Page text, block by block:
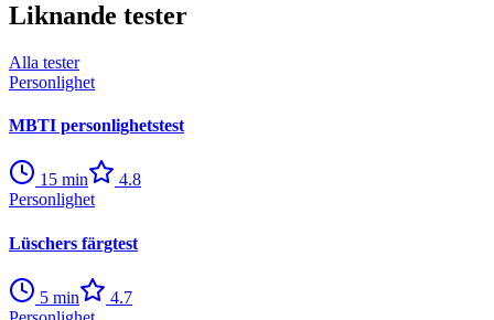
Liknande tester
Alla tester
Personlighet
MBTI personlighetstest
15 min
4.8
Personlighet
Lüschers färgtest
5 min
4.7